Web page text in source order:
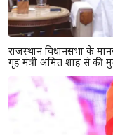
राजस्थान विधानसभा के
गृह मंत्री अमित शाह से की